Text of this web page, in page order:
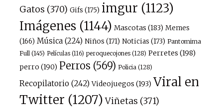
Gatos (370) Gifs (175) imgur (1123)
Imágenes(1144) Mascotas (183) Memes
(166) Música(224) Niños (171) Noticias (173) Pantomima
Full (145) Películas(116) peroquecojones(128) Perretes (198)
perro (190) Perros (569) Policia (128)
Recopilatorio (242) Videojuegos (193) Viral en
Twitter (1207) Viñetas (371)